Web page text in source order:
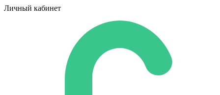
Личный кабинет